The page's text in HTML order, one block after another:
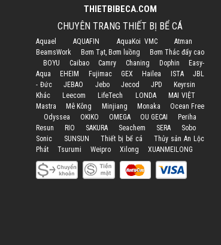
THIETBIBECA.COM
CHUYÊN TRANG THIẾT BỊ BỂ CÁ
Aquael AQUAFIN AquaKoi VMC
Atman
BeamsWork
Bơm Tạt, Bơm luồng
Bơm Thác đẩy cao
BOYU
Caibao Camry Chaning Dophin
Easy-
Aqua
EHEIM Fujimac GEX Hailea ISTA
JBL
- Đức
JEBAO Jebo Jecod JPD
Keyrsin
Khác
Leecom LifeTech LONDA
MAI VIỆT
Mastra
Mê Kông Minjiang Monaka
Ocean Free
Odyssea
OKIKO OMEGA OU GECAI
Periha
Resun
RIO SAKURA Seachem SERA
Sobo
Sonic
SUNSUN Thiết bị bể cá
Thủy sản An Lộc
Phát
Tsurumi Weipro Xilong XUANMEILONG